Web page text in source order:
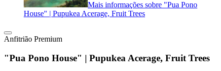
Mais informações sobre "Pua Pono
House" | Pupukea Acerage, Fruit Trees
Anfitrião Premium
"Pua Pono House" | Pupukea Acerage, Fruit Trees